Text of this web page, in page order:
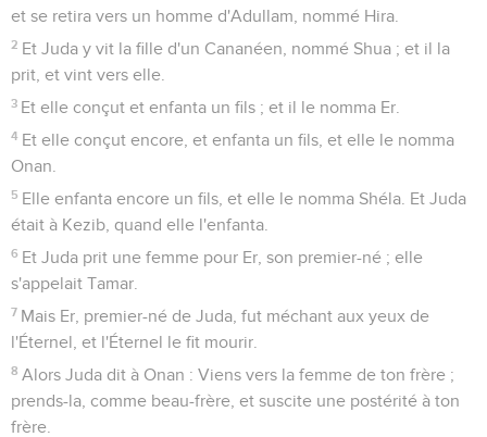
et se retira vers un homme d'Adullam, nommé Hira.
2 Et Juda y vit la fille d'un Cananéen, nommé Shua ; et il la
prit, et vint vers elle.
3 Et elle conçut et enfanta un fils ; et il le nomma Er.
4 Et elle conçut encore, et enfanta un fils, et elle le nomma
Onan.
5 Elle enfanta encore un fils, et elle le nomma Shéla. Et Juda
était à Kezib, quand elle l'enfanta.
6 Et Juda prit une femme pour Er, son premier-né ; elle
s'appelait Tamar.
7 Mais Er, premier-né de Juda, fut méchant aux yeux de
l'Éternel, et l'Éternel le fit mourir.
8 Alors Juda dit à Onan : Viens vers la femme de ton frère ;
prends-la, comme beau-frère, et suscite une postérité à ton
frère.